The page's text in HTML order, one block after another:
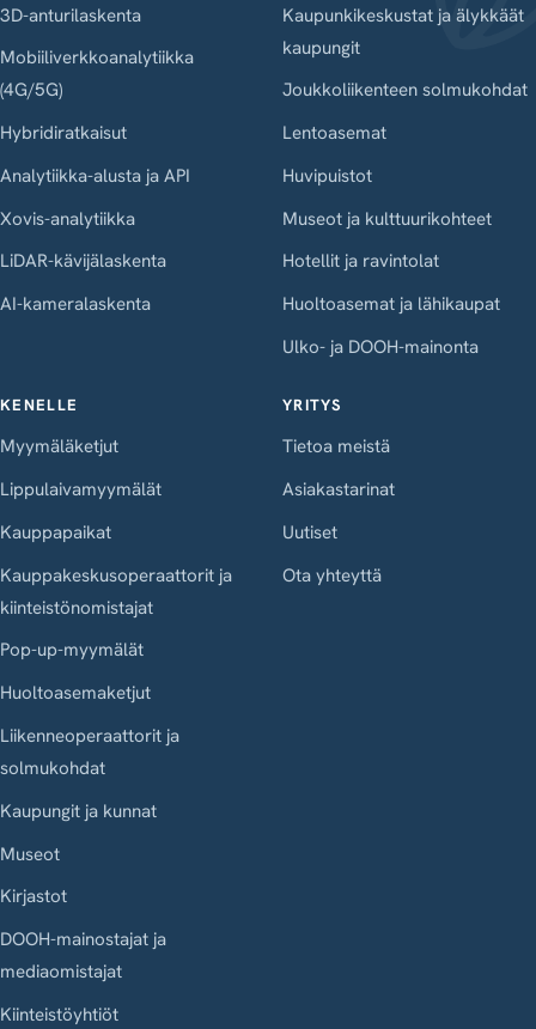
3D-anturilaskenta
Mobiiliverkkoanalytiikka
(4G/5G)
Hybridiratkaisut
Analytiikka-alusta ja API
Xovis-analytiikka
LiDAR-kävijälaskenta
AI-kameralaskenta
Kaupunkikeskustat ja älykkäät
kaupungit
Joukkoliikenteen solmukohdat
Lentoasemat
Huvipuistot
Museot ja kulttuurikohteet
Hotellit ja ravintolat
Huoltoasemat ja lähikaupat
Ulko- ja DOOH-mainonta
KENELLE
Myymäläketjut
Lippulaivamyymälät
Kauppapaikat
Kauppakeskusoperaattorit ja
kiinteistönomistajat
Pop-up-myymälät
Huoltoasemaketjut
Liikenneoperaattorit ja
solmukohdat
Kaupungit ja kunnat
Museot
Kirjastot
DOOH-mainostajat ja
mediaomistajat
Kiinteistöyhtiöt
YRITYS
Tietoa meistä
Asiakastarinat
Uutiset
Ota yhteyttä